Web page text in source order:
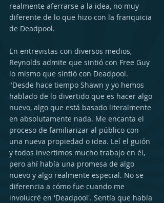
realmente aferrarse a la idea, no muy
diferente de lo que hizo con la franquicia
de Deadpool.
En entrevistas con diversos medios,
Reynolds admite que sintió con Free Guy
lo mismo que sintió con Deadpool.
"Desde hace tiempo Shawn y yo hemos
hablado de lo divertido que es hacer algo
nuevo, algo que está basado literalmente
en absolutamente nada. Me encanta el
proceso de familiarizar al público con
una nueva propiedad o idea. Leí el guión
y todos invertimos mucho trabajo en él,
pero ahí había una promesa de algo
nuevo y algo realmente especial. No se
diferencia a cómo fue cuando me
involucré en 'Deadpool'. Sentía que había